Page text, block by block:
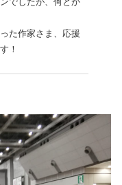
た作家さま、応援
！